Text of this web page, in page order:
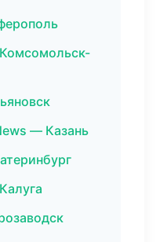
— Казань